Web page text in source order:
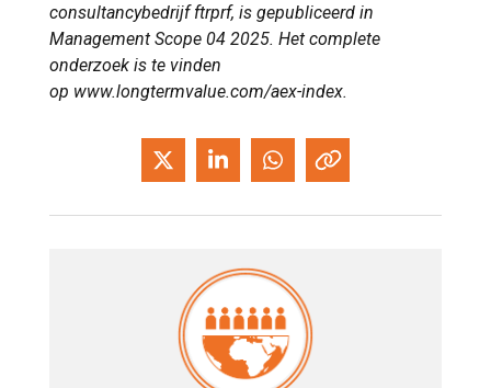
consultancybedrijf ftrprf, is gepubliceerd in
Management Scope 04 2025. Het complete
onderzoek is te vinden
op www.longtermvalue.com/aex-index.